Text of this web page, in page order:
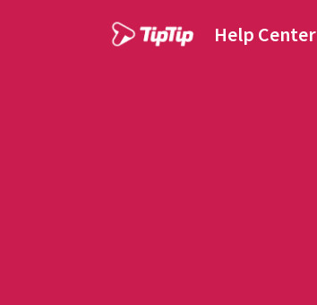
Help Center